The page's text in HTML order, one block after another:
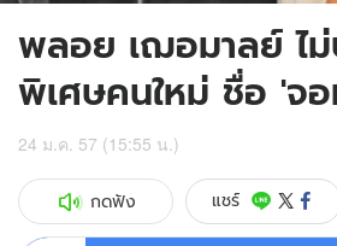
พลอย เฌอมาลย์ ไ
พิเศษคนใหม่ ชื่อ 'จ
24 ม.ค. 57 (15:55 น.)
กดฟัง แชร์